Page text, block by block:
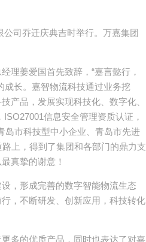
司乔迁庆典吉时举行。万嘉集团
理姜爱国首先致辞，“嘉言懿行，
成长。嘉智物流科技通过业务挖
产品，发展实现科技化、数字化、
信息安全管理资质认证，
岛市科技型中小企业、青岛市先进
上，得到了集团和各部门的鼎力支
真挚的谢意！
，形成完善的数字智能物流生态
，不断研发、创新应用，科技转化
多的优质产品，同时也表达了对嘉